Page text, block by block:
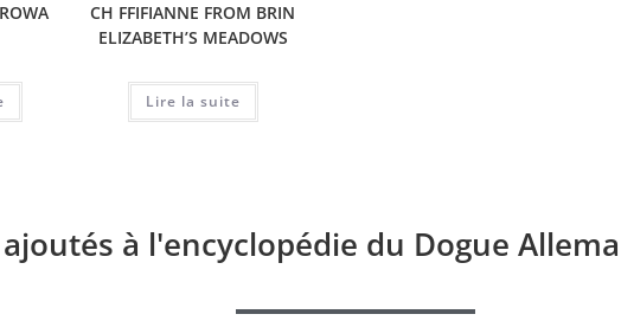
CH FFIFIANNE FROM BRIN
ELIZABETH’S MEADOWS
Lire la suite
à l'encyclopédie du Dogue